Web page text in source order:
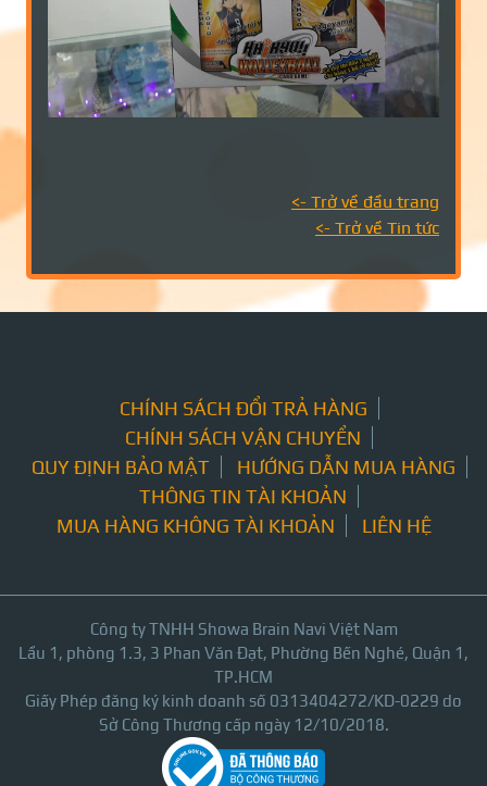
<- Trở về đầu trang
<- Trở về Tin tức
CHÍNH SÁCH ĐỔI TRẢ HÀNG
CHÍNH SÁCH VẬN CHUYỂN
QUY ĐỊNH BẢO MẬT
HƯỚNG DẪN MUA HÀNG
THÔNG TIN TÀI KHOẢN
MUA HÀNG KHÔNG TÀI KHOẢN
LIÊN HỆ
Công ty TNHH Showa Brain Navi Việt Nam
Lầu 1, phòng 1.3, 3 Phan Văn Đạt, Phường Bến Nghé, Quận 1,
TP.HCM
Giấy Phép đăng ký kinh doanh số 0313404272/KD-0229 do
Sở Công Thương cấp ngày 12/10/2018.